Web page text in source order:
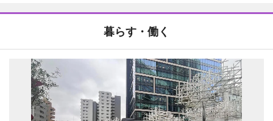
暮らす・働く